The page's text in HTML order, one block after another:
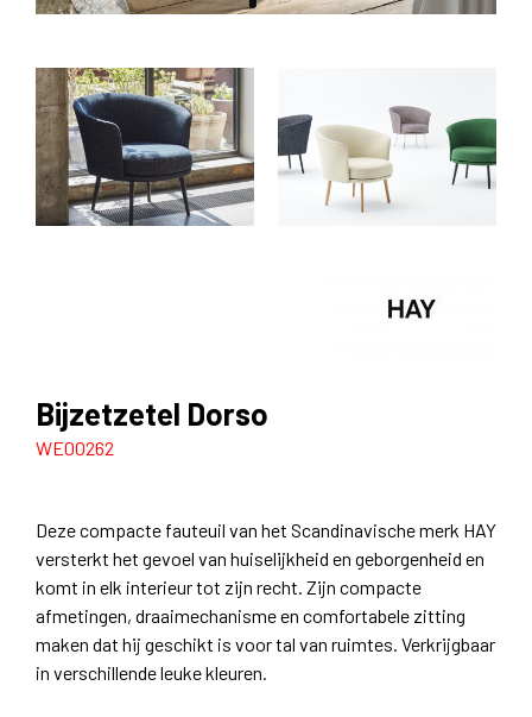
Bijzetzetel Dorso
WE00262
Deze compacte fauteuil van het Scandinavische merk HAY
versterkt het gevoel van huiselijkheid en geborgenheid en
komt in elk interieur tot zijn recht. Zijn compacte
afmetingen, draaimechanisme en comfortabele zitting
maken dat hij geschikt is voor tal van ruimtes. Verkrijgbaar
in verschillende leuke kleuren.